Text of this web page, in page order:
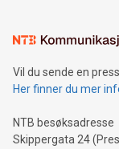
Vil du sende en
Her finner du mer
NTB besøksadresse
Skippergata 24